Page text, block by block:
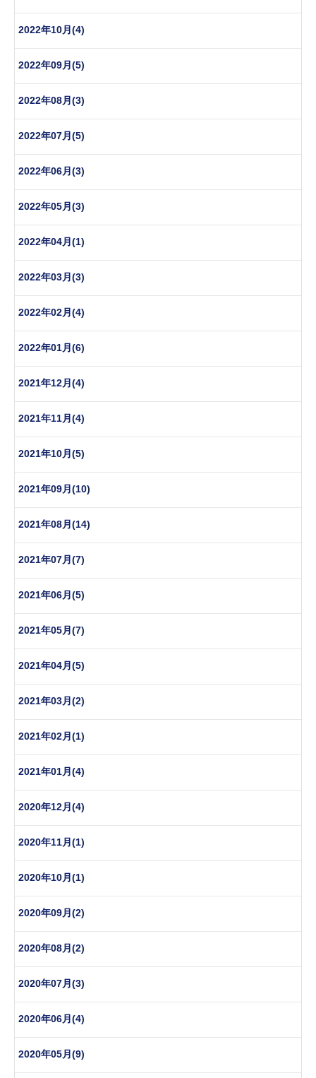
2022年10月(4)
2022年09月(5)
2022年08月(3)
2022年07月(5)
2022年06月(3)
2022年05月(3)
2022年04月(1)
2022年03月(3)
2022年02月(4)
2022年01月(6)
2021年12月(4)
2021年11月(4)
2021年10月(5)
2021年09月(10)
2021年08月(14)
2021年07月(7)
2021年06月(5)
2021年05月(7)
2021年04月(5)
2021年03月(2)
2021年02月(1)
2021年01月(4)
2020年12月(4)
2020年11月(1)
2020年10月(1)
2020年09月(2)
2020年08月(2)
2020年07月(3)
2020年06月(4)
2020年05月(9)